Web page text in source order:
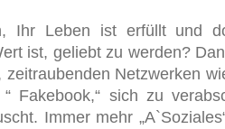
Ihr Leben ist erfüllt und
ist, geliebt zu werden?
zeitraubenden Netzwerken
Fakebook,“ sich zu
Immer mehr